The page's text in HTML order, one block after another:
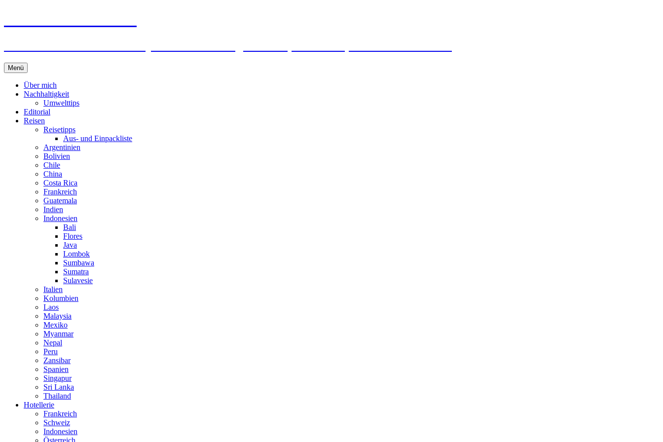
Menü Springe
zum
Inhalt
Über mich
Nachhaltigkeit
Umwelttips
Editorial
Reisen
Reisetipps
Aus- und Einpackliste
Argentinien
Bolivien
Chile
China
Costa Rica
Frankreich
Guatemala
Indien
Indonesien
Bali
Flores
Java
Lombok
Sumbawa
Sumatra
Sulavesie
Italien
Kolumbien
Laos
Malaysia
Mexiko
Myanmar
Nepal
Peru
Zansibar
Spanien
Singapur
Sri Lanka
Thailand
Hotellerie
Frankreich
Schweiz
Indonesien
Österreich